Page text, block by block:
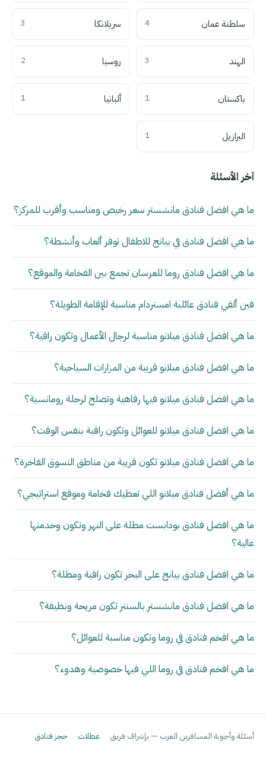
سلطنة عمان 4 سريلانكا 3
الهند 3 روسيا 2
باكستان 1 ألبانيا 1
البرازيل 1
آخر الأسئلة
ما هي افضل فنادق مانشستر سعر رخيص ومناسب وأقرب للمركز؟
ما هي افضل فنادق في بيانج للاطفال توفر ألعاب وأنشطة؟
ما هي افضل فنادق روما للعرسان تجمع بين الفخامة والموقع؟
فين ألقي فنادق عائلية امستردام مناسبة للإقامة الطويلة؟
ما هي افضل فنادق ميلانو مناسبة لرجال الأعمال وتكون راقية؟
ما هي افضل فنادق ميلانو قريبة من المزارات السياحية؟
ما هي افضل فنادق ميلانو فيها رفاهية وتصلح لرحلة رومانسية؟
ما هي افضل فنادق ميلانو للعوائل وتكون راقية بنفس الوقت؟
ما هي افضل فنادق ميلانو تكون قريبة من مناطق التسوق الفاخرة؟
ما هي أفضل فنادق ميلانو اللي تعطيك فخامة وموقع استراتيجي؟
ما هي افضل فنادق بودابست مطلة على النهر وتكون وخدمتها
عالية؟
ما هي افضل فنادق بيانج على البحر تكون راقية ومطلة؟
ما هي افضل فنادق مانشستر بالسنتر تكون مريحة ونظيفة؟
ما هي افخم فنادق في روما وتكون مناسبة للعوائل؟
ما هي افخم فنادق في روما اللي فيها خصوصية وهدوء؟
أسئلة وأجوبة المسافرين العرب — بإشراف فريق عطلات حجز فنادق